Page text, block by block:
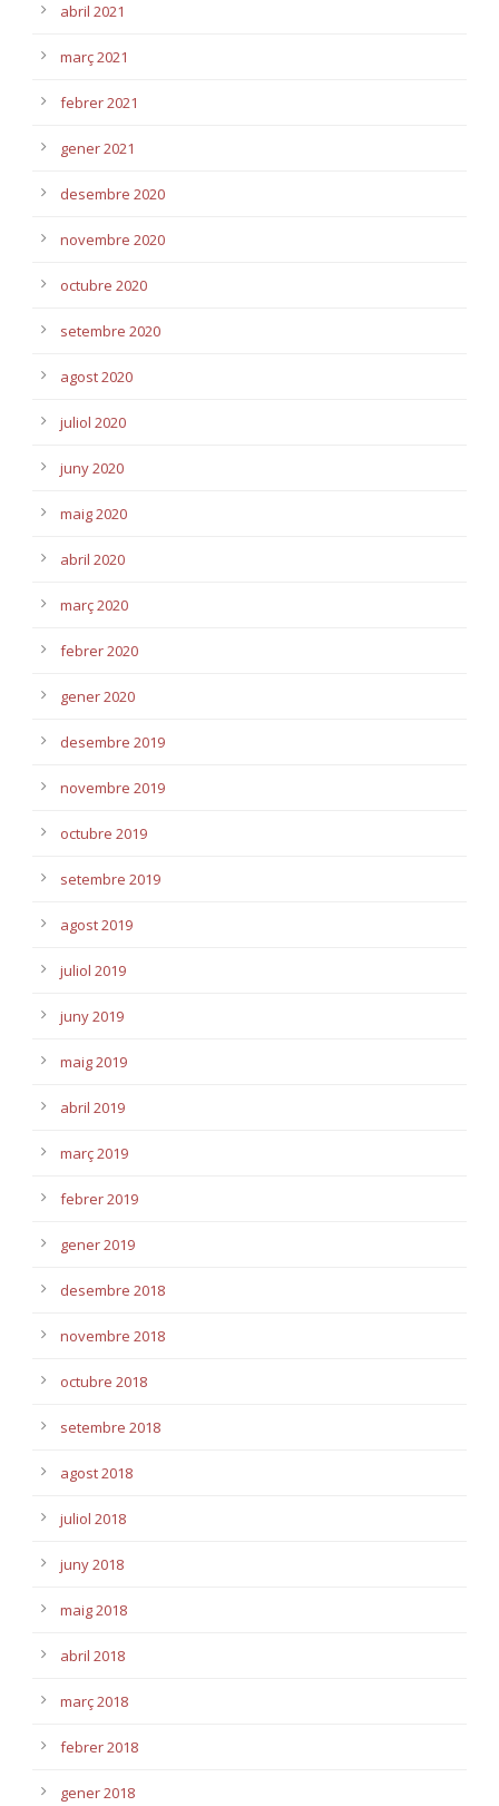
abril 2021
març 2021
febrer 2021
gener 2021
desembre 2020
novembre 2020
octubre 2020
setembre 2020
agost 2020
juliol 2020
juny 2020
maig 2020
abril 2020
març 2020
febrer 2020
gener 2020
desembre 2019
novembre 2019
octubre 2019
setembre 2019
agost 2019
juliol 2019
juny 2019
maig 2019
abril 2019
març 2019
febrer 2019
gener 2019
desembre 2018
novembre 2018
octubre 2018
setembre 2018
agost 2018
juliol 2018
juny 2018
maig 2018
abril 2018
març 2018
febrer 2018
gener 2018